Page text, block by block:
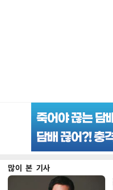
많이 본 기사